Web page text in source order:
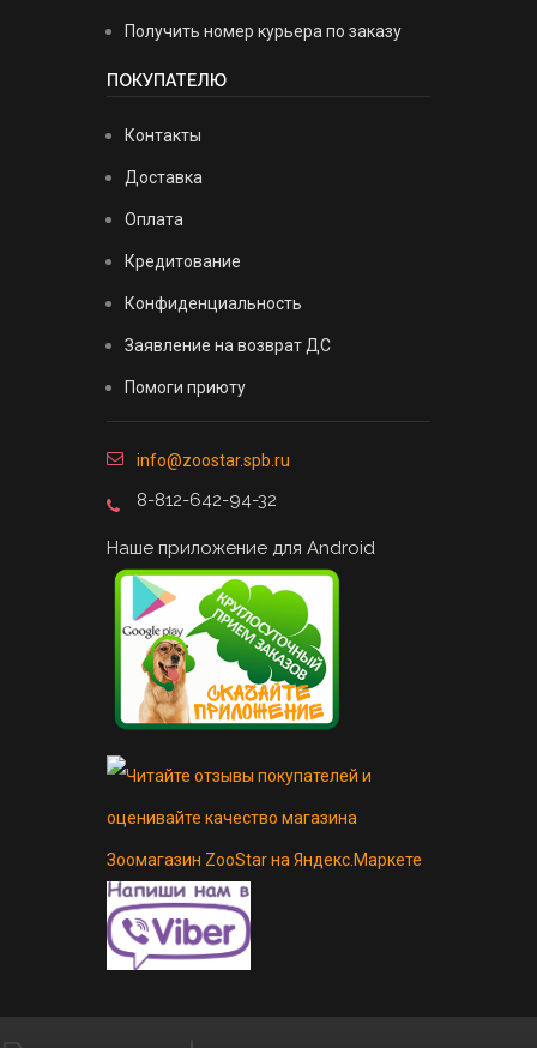
Получить номер курьера по заказу
ПОКУПАТЕЛЮ
Контакты
Доставка
Оплата
Кредитование
Конфиденциальность
Заявление на возврат ДС
Помоги приюту
info@zoostar.spb.ru
8-812-642-94-32
Наше приложение для Android